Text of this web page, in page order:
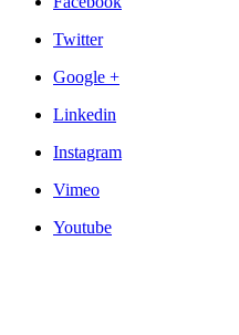
Twitter
Google +
Linkedin
Instagram
Vimeo
Youtube